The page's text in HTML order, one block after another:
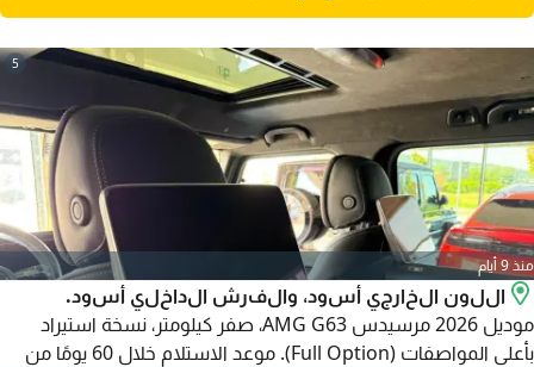
5
منذ 9 أيام
اللون الخارجي أسود، والفرش الداخلي أسود.
موديل 2026 مرسيدس AMG G63، صفر كيلومتر، نسخة استيراد
بأعلى المواصفات (Full Option). موعد الاستلام خلال 60 يومًا من